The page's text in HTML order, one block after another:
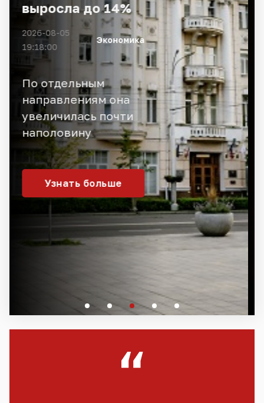
2026-08-05
18:53:54
Ситуация
Владельцев iPhone
беспокоит, не
окажется ли их
применение под
запретом
Узнать больше